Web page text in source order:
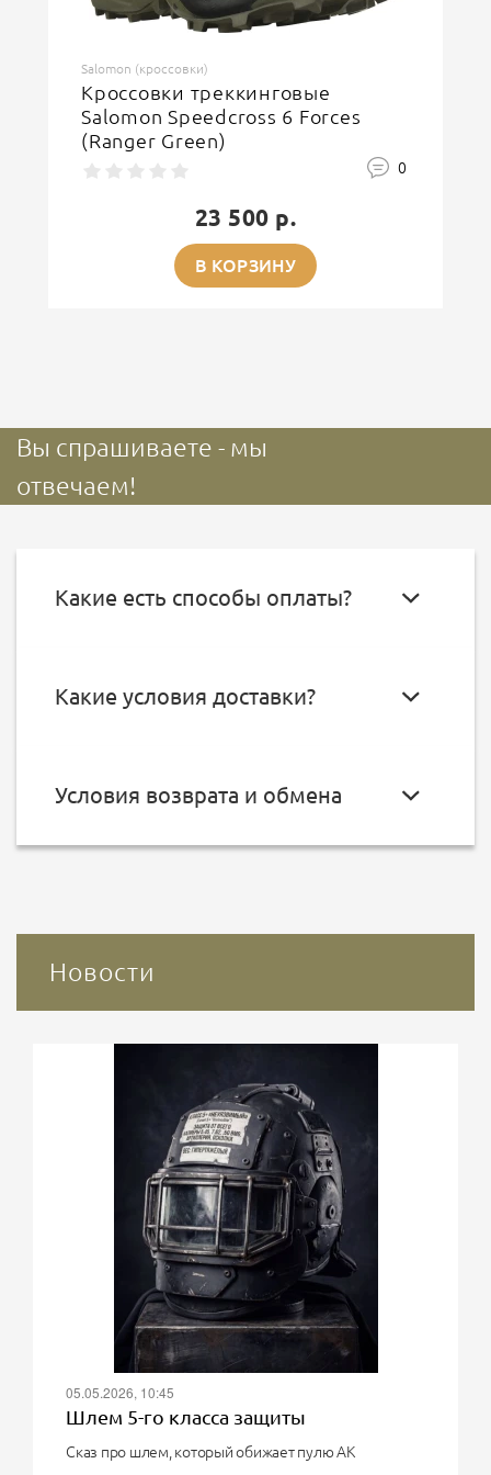
Salomon (кроссовки)
Кроссовки треккинговые
Salomon Speedcross 6 Forces
(Ranger Green)
0
23 500 р.
В КОРЗИНУ
Вы спрашиваете - мы
отвечаем!
Какие есть способы оплаты?
Какие условия доставки?
Условия возврата и обмена
Новости
05.05.2026, 10:45
Шлем 5-го класса защиты
Сказ про шлем, который обижает пулю АК